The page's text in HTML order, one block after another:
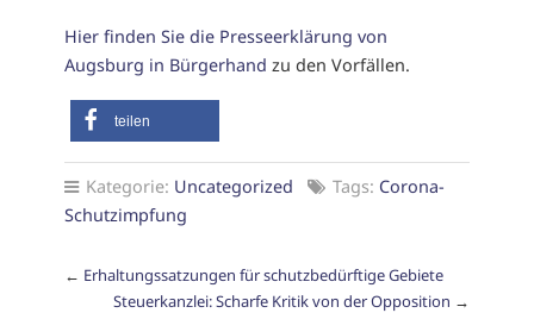
Hier finden Sie die Presseerklärung von
Augsburg in Bürgerhand zu den Vorfällen.
teilen
Kategorie: Uncategorized Tags: Corona-
Schutzimpfung
← Erhaltungssatzungen für schutzbedürftige Gebiete
Steuerkanzlei: Scharfe Kritik von der Opposition →